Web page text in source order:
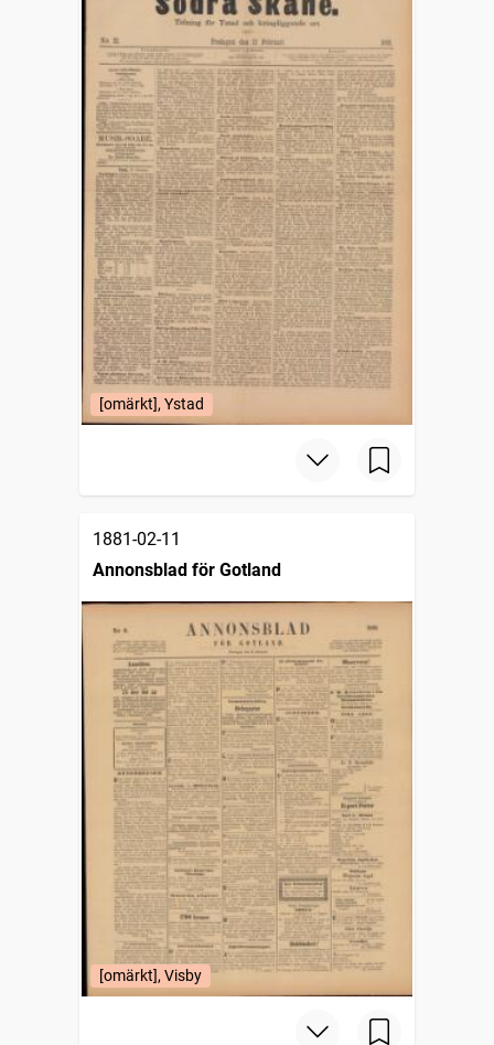
[omärkt], Ystad
1881-02-11
Annonsblad för Gotland
[omärkt], Visby